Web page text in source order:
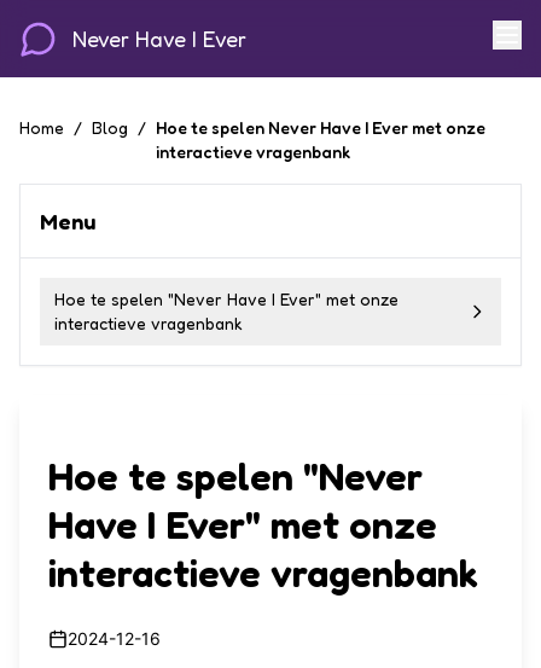
Never Have I Ever
Home / Blog / Hoe te spelen Never Have I Ever met onze
interactieve vragenbank
Menu
Hoe te spelen "Never Have I Ever" met onze
interactieve vragenbank
Hoe te spelen "Never
Have I Ever" met onze
interactieve vragenbank
2024-12-16